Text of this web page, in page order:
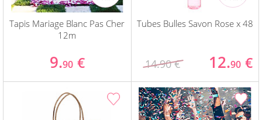
Tapis Mariage Blanc Pas Cher
12m
9.90 €
Tubes Bulles Savon Rose x 48
14.90 € 12.90 €